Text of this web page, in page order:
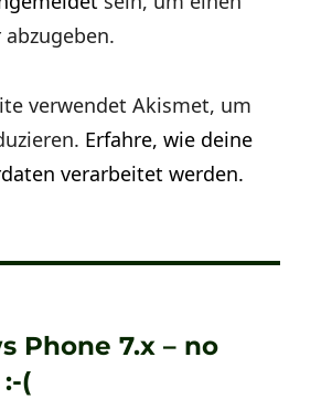
verwendet Akismet, um
Erfahre, wie deine
verarbeitet werden.
Phone 7.x – no
(